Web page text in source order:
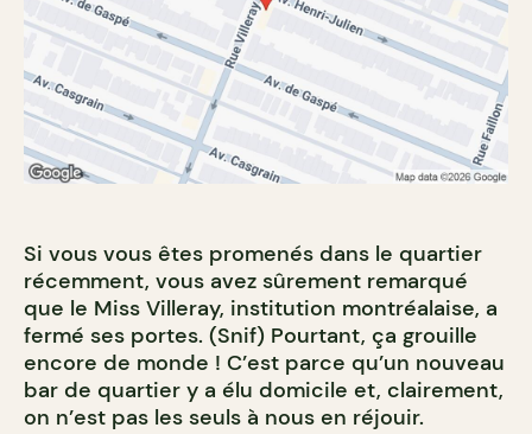
Si vous vous êtes promenés dans le quartier
récemment, vous avez sûrement remarqué
que le Miss Villeray, institution montréalaise, a
fermé ses portes. (Snif) Pourtant, ça grouille
encore de monde ! C’est parce qu’un nouveau
bar de quartier y a élu domicile et, clairement,
on n’est pas les seuls à nous en réjouir.